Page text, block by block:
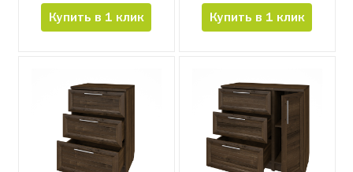
Купить в 1 клик Купить в 1 клик